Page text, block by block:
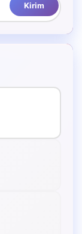
Kirim